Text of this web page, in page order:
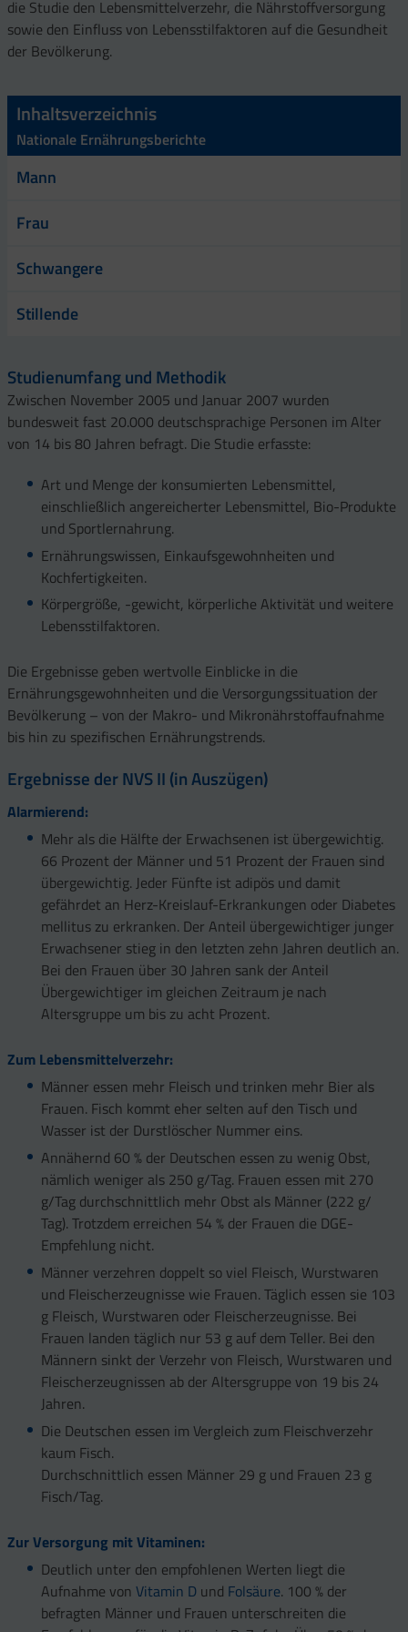
die Studie den Lebensmittelverzehr, die Nährstoffversorgung
sowie den Einfluss von Lebensstilfaktoren auf die Gesundheit
der Bevölkerung.
Inhaltsverzeichnis
Nationale Ernährungsberichte
Mann
Frau
Schwangere
Stillende
Studienumfang und Methodik
Zwischen November 2005 und Januar 2007 wurden
bundesweit fast 20.000 deutschsprachige Personen im Alter
von 14 bis 80 Jahren befragt. Die Studie erfasste:
Art und Menge der konsumierten Lebensmittel,
einschließlich angereicherter Lebensmittel, Bio-Produkte
und Sportlernahrung.
Ernährungswissen, Einkaufsgewohnheiten und
Kochfertigkeiten.
Körpergröße, -gewicht, körperliche Aktivität und weitere
Lebensstilfaktoren.
Die Ergebnisse geben wertvolle Einblicke in die
Ernährungsgewohnheiten und die Versorgungssituation der
Bevölkerung – von der Makro- und Mikronährstoffaufnahme
bis hin zu spezifischen Ernährungstrends.
Ergebnisse der NVS II (in Auszügen)
Alarmierend:
Mehr als die Hälfte der Erwachsenen ist übergewichtig.
66 Prozent der Männer und 51 Prozent der Frauen sind
übergewichtig. Jeder Fünfte ist adipös und damit
gefährdet an Herz-Kreislauf-Erkrankungen oder Diabetes
mellitus zu erkranken. Der Anteil übergewichtiger junger
Erwachsener stieg in den letzten zehn Jahren deutlich an.
Bei den Frauen über 30 Jahren sank der Anteil
Übergewichtiger im gleichen Zeitraum je nach
Altersgruppe um bis zu acht Prozent.
Zum Lebensmittelverzehr:
Männer essen mehr Fleisch und trinken mehr Bier als
Frauen. Fisch kommt eher selten auf den Tisch und
Wasser ist der Durstlöscher Nummer eins.
Annähernd 60 % der Deutschen essen zu wenig Obst,
nämlich weniger als 250 g/Tag. Frauen essen mit 270
g/Tag durchschnittlich mehr Obst als Männer (222 g/
Tag). Trotzdem erreichen 54 % der Frauen die DGE-
Empfehlung nicht.
Männer verzehren doppelt so viel Fleisch, Wurstwaren
und Fleischerzeugnisse wie Frauen. Täglich essen sie 103
g Fleisch, Wurstwaren oder Fleischerzeugnisse. Bei
Frauen landen täglich nur 53 g auf dem Teller. Bei den
Männern sinkt der Verzehr von Fleisch, Wurstwaren und
Fleischerzeugnissen ab der Altersgruppe von 19 bis 24
Jahren.
Die Deutschen essen im Vergleich zum Fleischverzehr
kaum Fisch.
Durchschnittlich essen Männer 29 g und Frauen 23 g
Fisch/Tag.
Zur Versorgung mit Vitaminen:
Deutlich unter den empfohlenen Werten liegt die
Aufnahme von Vitamin Dund Folsäure. 100 % der
befragten Männer und Frauen unterschreiten die